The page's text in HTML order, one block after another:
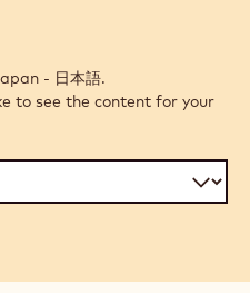
- 日本語.
to see the content for your